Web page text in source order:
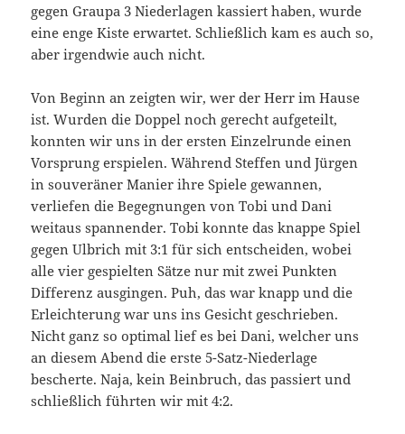
gegen Graupa 3 Niederlagen kassiert haben, wurde
eine enge Kiste erwartet. Schließlich kam es auch so,
aber irgendwie auch nicht.
Von Beginn an zeigten wir, wer der Herr im Hause
ist. Wurden die Doppel noch gerecht aufgeteilt,
konnten wir uns in der ersten Einzelrunde einen
Vorsprung erspielen. Während Steffen und Jürgen
in souveräner Manier ihre Spiele gewannen,
verliefen die Begegnungen von Tobi und Dani
weitaus spannender. Tobi konnte das knappe Spiel
gegen Ulbrich mit 3:1 für sich entscheiden, wobei
alle vier gespielten Sätze nur mit zwei Punkten
Differenz ausgingen. Puh, das war knapp und die
Erleichterung war uns ins Gesicht geschrieben.
Nicht ganz so optimal lief es bei Dani, welcher uns
an diesem Abend die erste 5-Satz-Niederlage
bescherte. Naja, kein Beinbruch, das passiert und
schließlich führten wir mit 4:2.